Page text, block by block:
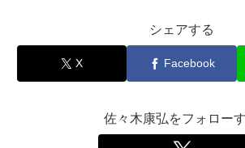
シェアする
X Facebook
佐々木康弘をフォロー